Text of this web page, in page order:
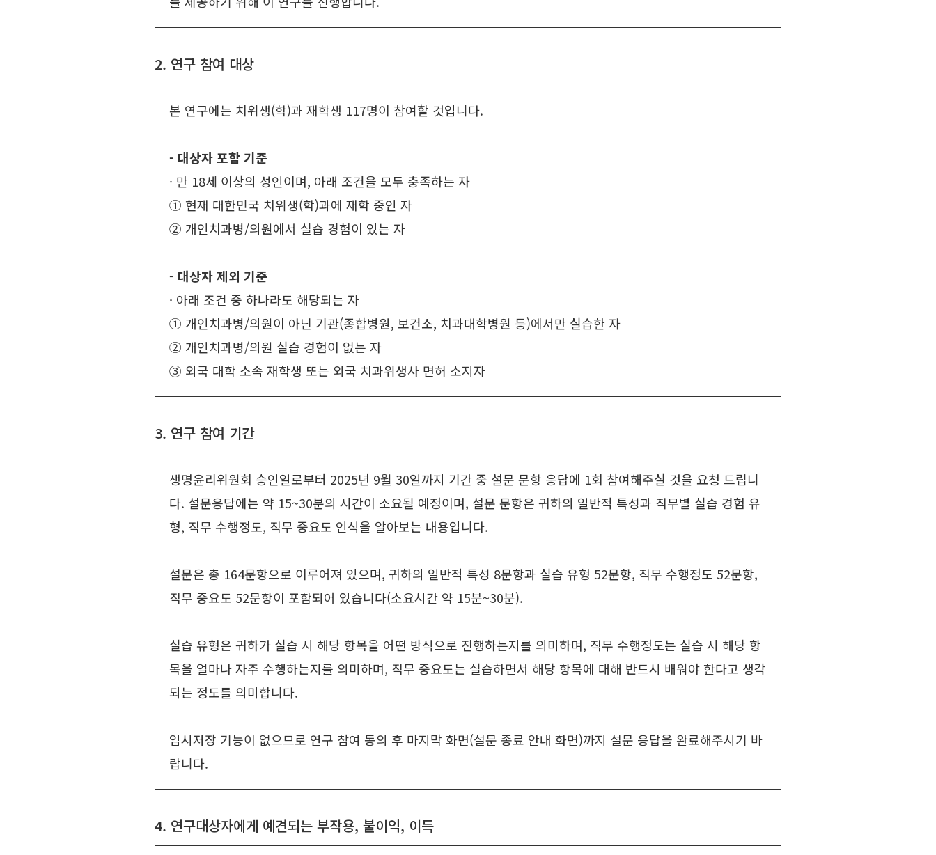
2. 연구 참여 대상
본 연구에는 치위생(학)과 재학생 117명이 참여할 것입니다.
- 대상자 포함 기준
· 만 18세 이상의 성인이며, 아래 조건을 모두 충족하는 자
① 현재 대한민국 치위생(학)과에 재학 중인 자
② 개인치과병/의원에서 실습 경험이 있는 자
- 대상자 제외 기준
· 아래 조건 중 하나라도 해당되는 자
① 개인치과병/의원이 아닌 기관(종합병원, 보건소, 치과대학병원 등)에서만 실습한 자
② 개인치과병/의원 실습 경험이 없는 자
③ 외국 대학 소속 재학생 또는 외국 치과위생사 면허 소지자
3. 연구 참여 기간
생명윤리위원회 승인일로부터 2025년 9월 30일까지 기간 중 설문 문항 응답에 1회 참여해주실 것을 요청 드립니
다. 설문응답에는 약 15~30분의 시간이 소요될 예정이며, 설문 문항은 귀하의 일반적 특성과 직무별 실습 경험 유
형, 직무 수행정도, 직무 중요도 인식을 알아보는 내용입니다.
설문은 총 164문항으로 이루어져 있으며, 귀하의 일반적 특성 8문항과 실습 유형 52문항, 직무 수행정도 52문항,
직무 중요도 52문항이 포함되어 있습니다(소요시간 약 15분~30분).
실습 유형은 귀하가 실습 시 해당 항목을 어떤 방식으로 진행하는지를 의미하며, 직무 수행정도는 실습 시 해당 항
목을 얼마나 자주 수행하는지를 의미하며, 직무 중요도는 실습하면서 해당 항목에 대해 반드시 배워야 한다고 생각
되는 정도를 의미합니다.
임시저장 기능이 없으므로 연구 참여 동의 후 마지막 화면(설문 종료 안내 화면)까지 설문 응답을 완료해주시기 바
랍니다.
4. 연구대상자에게 예견되는 부작용, 불이익, 이득